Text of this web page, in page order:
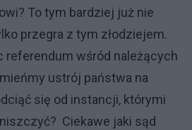
To tym bardziej już nie
przegra z tym złodziejem.
referendum wśród należących
ustrój państwa na
się od instancji, którymi
Ciekawe jaki sąd